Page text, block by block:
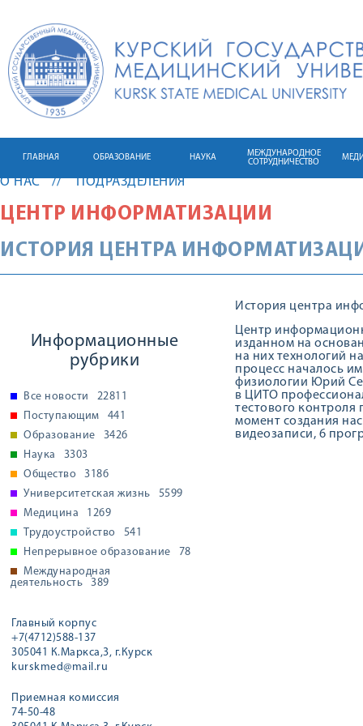
ГЛАВНАЯ ОБРАЗОВАНИЕ НАУКА
МЕЖДУНАРОДНОЕ
СОТРУДНИЧЕСТВО
О НАС ПОДРАЗДЕЛЕНИЯ
ЦЕНТР ИНФОРМАТИЗАЦИИ
ИСТОРИЯ ЦЕНТРА
Информационные
рубрики
Все новости
22811
Поступающим
441
Образование
3426
Наука
3303
Общество
3186
Университетская жизнь
5599
Медицина
1269
Трудоустройство
541
Непрерывное образование
78
Международная
деятельность
389
Главный корпус
+7(4712)588-137
305041 К.Маркса,3, г.Курск
kurskmed@mail.ru
Приемная комиссия
74-50-48
История центра
Центр
изданном на
на них технологий
процесс началось
физиологии Юрий
в ЦИТО
тестового
момент создания
видеозаписи, 6